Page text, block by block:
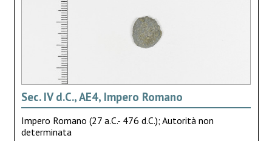
Sec. IV d.C., AE4, Impero Romano
Impero Romano (27 a.C.- 476 d.C.); Autorità non
determinata